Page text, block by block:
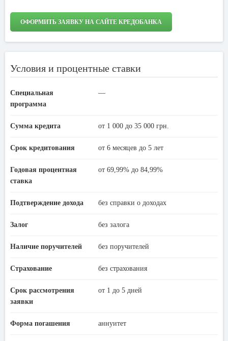
ОФОРМИТЬ ЗАЯВКУ НА САЙТЕ КРЕДОБАНКА
Условия и процентные ставки
Специальная
программа
—
Сумма кредита от 1 000 до 35 000 грн.
Срок кредитования от 6 месяцев до 5 лет
Годовая процентная
ставка
от 69,99% до 84,99%
Подтверждение дохода без справки о доходах
Залог без залога
Наличие поручителей без поручителей
Страхование без страхования
Срок рассмотрения
заявки
от 1 до 5 дней
Форма погашения аннуитет